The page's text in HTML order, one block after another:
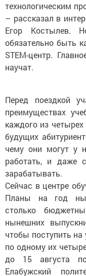
технологическим
– рассказал в
Егор Костылев.
обязательно быть
STEM-центр.
научат.
Перед поездкой
преимуществах
каждого из
будущих
чему они могут у
работать, и даже
зарабатывать.
Сейчас в центре
Планы на год
столько
нынешних
чтобы поступить на
по одному их
до 15 августа
Елабужский